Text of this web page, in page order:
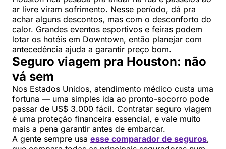
ar livre viram sofrimento. Nesse período, dá pra
achar alguns descontos, mas com o desconforto do
calor. Grandes eventos esportivos e feiras podem
lotar os hotéis em Downtown, então planejar com
antecedência ajuda a garantir preço bom.
Seguro viagem pra Houston: não
vá sem
Nos Estados Unidos, atendimento médico custa uma
fortuna — uma simples ida ao pronto-socorro pode
passar de US$ 3.000 fácil. Contratar seguro viagem
é uma proteção financeira essencial, e vale muito
mais a pena garantir antes de embarcar.
A gente sempre usa esse comparador de seguros,